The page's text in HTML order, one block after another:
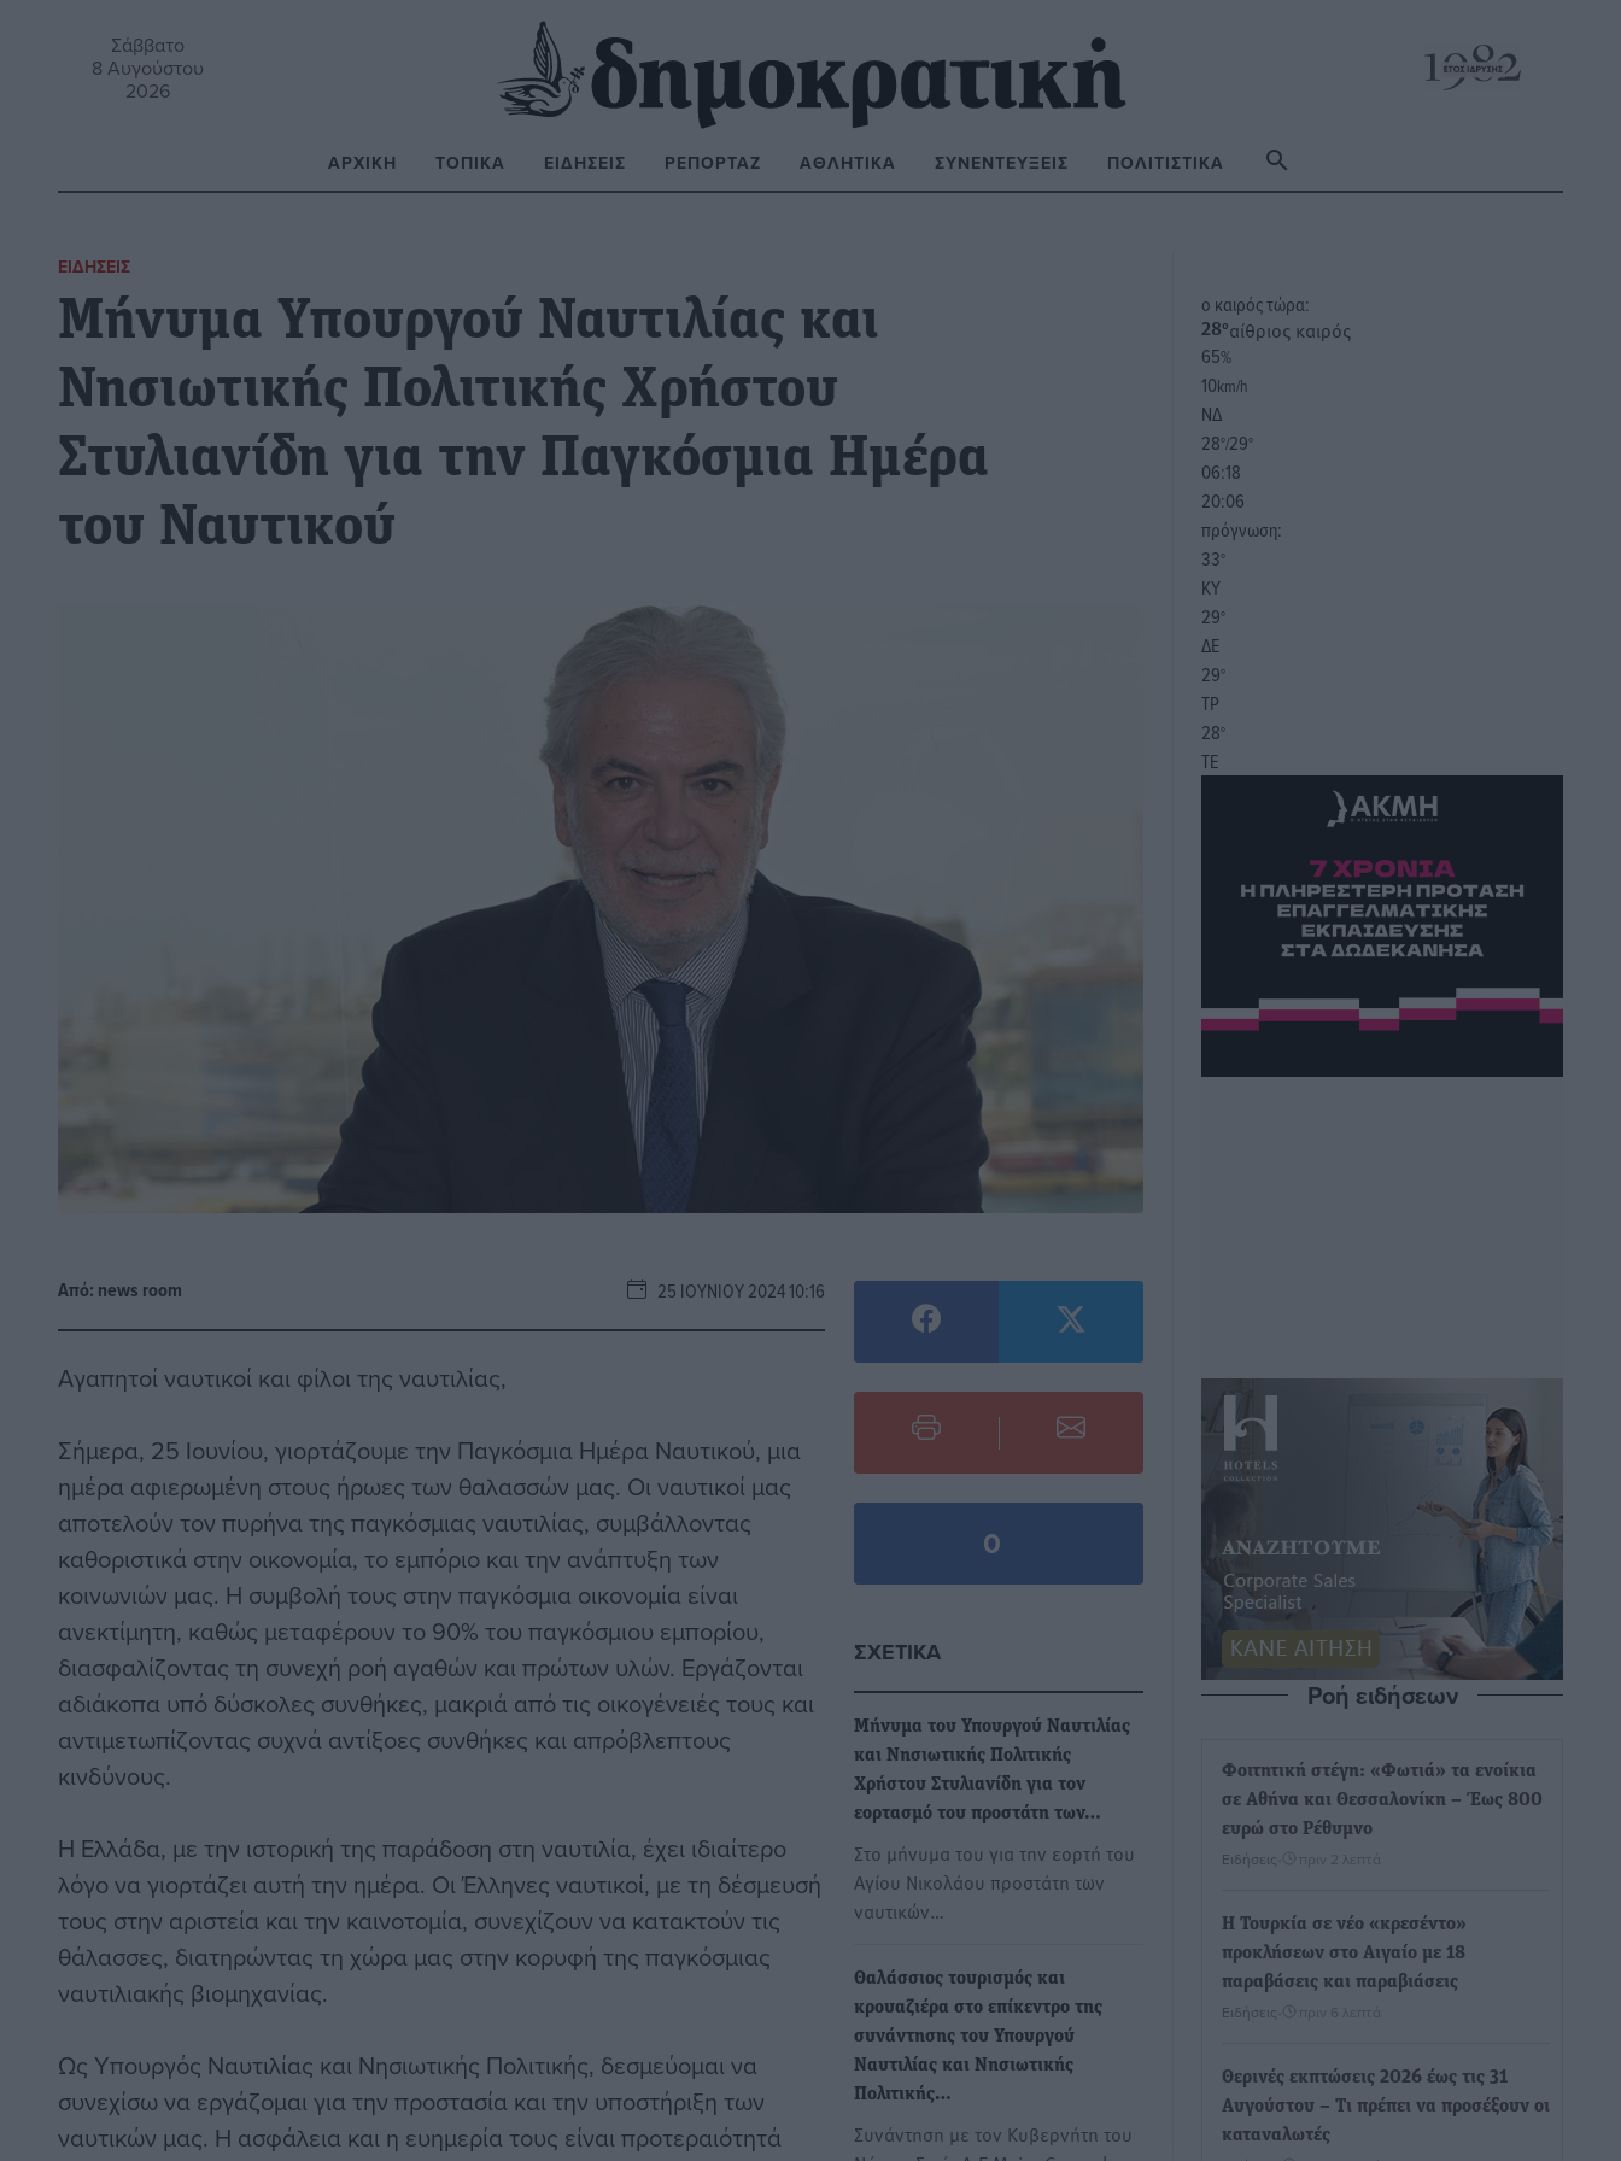
Σάββατο
8 Αυγούστου
2026
ΑΡΧΙΚΉ ΤΟΠΙΚΆ ΕΙΔΉΣΕΙΣ ΡΕΠΟΡΤΆΖ ΑΘΛΗΤΙΚΆ ΣΥΝΕΝΤΕΎΞΕΙΣ ΠΟΛΙΤΙΣΤΙΚΆ
ΕΙΔΉΣΕΙΣ
Μήνυμα Υπουργού Ναυτιλίας και
Νησιωτικής Πολιτικής Χρήστου
Στυλιανίδη για την Παγκόσμια Ημέρα
του Ναυτικού
Από: news room 25 ΙΟΥΝΊΟΥ 2024 10:16
Αγαπητοί ναυτικοί και φίλοι της ναυτιλίας,
Σήμερα, 25 Ιουνίου, γιορτάζουμε την Παγκόσμια Ημέρα Ναυτικού, μια
ημέρα αφιερωμένη στους ήρωες των θαλασσών μας. Οι ναυτικοί μας
αποτελούν τον πυρήνα της παγκόσμιας ναυτιλίας, συμβάλλοντας
καθοριστικά στην οικονομία, το εμπόριο και την ανάπτυξη των
κοινωνιών μας. Η συμβολή τους στην παγκόσμια οικονομία είναι
ανεκτίμητη, καθώς μεταφέρουν το 90% του παγκόσμιου εμπορίου,
διασφαλίζοντας τη συνεχή ροή αγαθών και πρώτων υλών. Εργάζονται
αδιάκοπα υπό δύσκολες συνθήκες, μακριά από τις οικογένειές τους και
αντιμετωπίζοντας συχνά αντίξοες συνθήκες και απρόβλεπτους
κινδύνους.
Η Ελλάδα, με την ιστορική της παράδοση στη ναυτιλία, έχει ιδιαίτερο
λόγο να γιορτάζει αυτή την ημέρα. Οι Έλληνες ναυτικοί, με τη δέσμευσή
τους στην αριστεία και την καινοτομία, συνεχίζουν να κατακτούν τις
θάλασσες, διατηρώντας τη χώρα μας στην κορυφή της παγκόσμιας
ναυτιλιακής βιομηχανίας.
Ως Υπουργός Ναυτιλίας και Νησιωτικής Πολιτικής, δεσμεύομαι να
συνεχίσω να εργάζομαι για την προστασία και την υποστήριξη των
ναυτικών μας. Η ασφάλεια και η ευημερία τους είναι προτεραιότητά
0
ΣΧΕΤΙΚΆ
Μήνυμα του Υπουργού Ναυτιλίας
και Νησιωτικής Πολιτικής
Χρήστου Στυλιανίδη για τον
εορτασμό του προστάτη των…
Στο μήνυμα του για την εορτή του
Αγίου Νικολάου προστάτη των
ναυτικών…
Θαλάσσιος τουρισμός και
κρουαζιέρα στο επίκεντρο της
συνάντησης του Υπουργού
Ναυτιλίας και Νησιωτικής
Πολιτικής…
Συνάντηση με τον Κυβερνήτη του
o καιρός τώρα:
28°αίθριος καιρός
65%
10km/h
ΝΔ
28°/29°
06:18
20:06
πρόγνωση:
33°
ΚΥ
29°
ΔΕ
29°
ΤΡ
28°
ΤΕ
Ροή ειδήσεων
Φοιτητική στέγη: «Φωτιά» τα ενοίκια
σε Αθήνα και Θεσσαλονίκη – Έως 800
ευρώ στο Ρέθυμνο
Ειδήσεις πριν 2 λεπτά
Η Τουρκία σε νέο «κρεσέντο»
προκλήσεων στο Αιγαίο με 18
παραβάσεις και παραβιάσεις
Ειδήσεις πριν 6 λεπτά
Θερινές εκπτώσεις 2026 έως τις 31
Αυγούστου – Τι πρέπει να προσέξουν οι
καταναλωτές